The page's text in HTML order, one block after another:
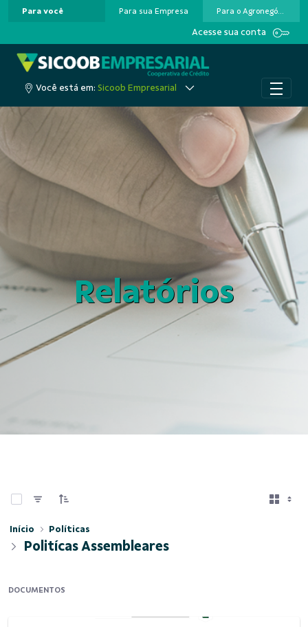
Pular para o Conteúdo principal
Para você Para sua Empresa Para o Agronegócio
Acesse sua conta
Você está em: Sicoob Empresarial
Relatórios
Início Políticas
Politícas Assembleares
DOCUMENTOS